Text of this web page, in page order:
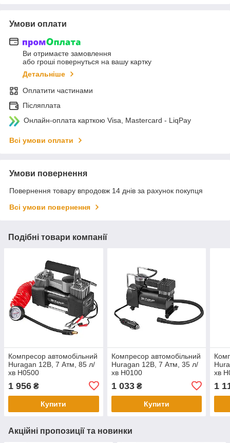
Умови оплати
Ви отримаєте замовлення
або гроші повернуться на вашу картку
Детальніше
Оплатити частинами
Післяплата
Онлайн-оплата карткою Visa, Mastercard - LiqPay
Всі умови оплати
Умови повернення
Повернення товару впродовж 14 днів за рахунок покупця
Всі умови повернення
Подібні товари компанії
Компресор автомобільний
Huragan 12В, 7 Атм, 85 л/
хв H0500
1 956 ₴
Купити
Компресор автомобільний
Huragan 12В, 7 Атм, 35 л/
хв H0100
1 033₴
Купити
хв
1
Акційні пропозиції та новинки